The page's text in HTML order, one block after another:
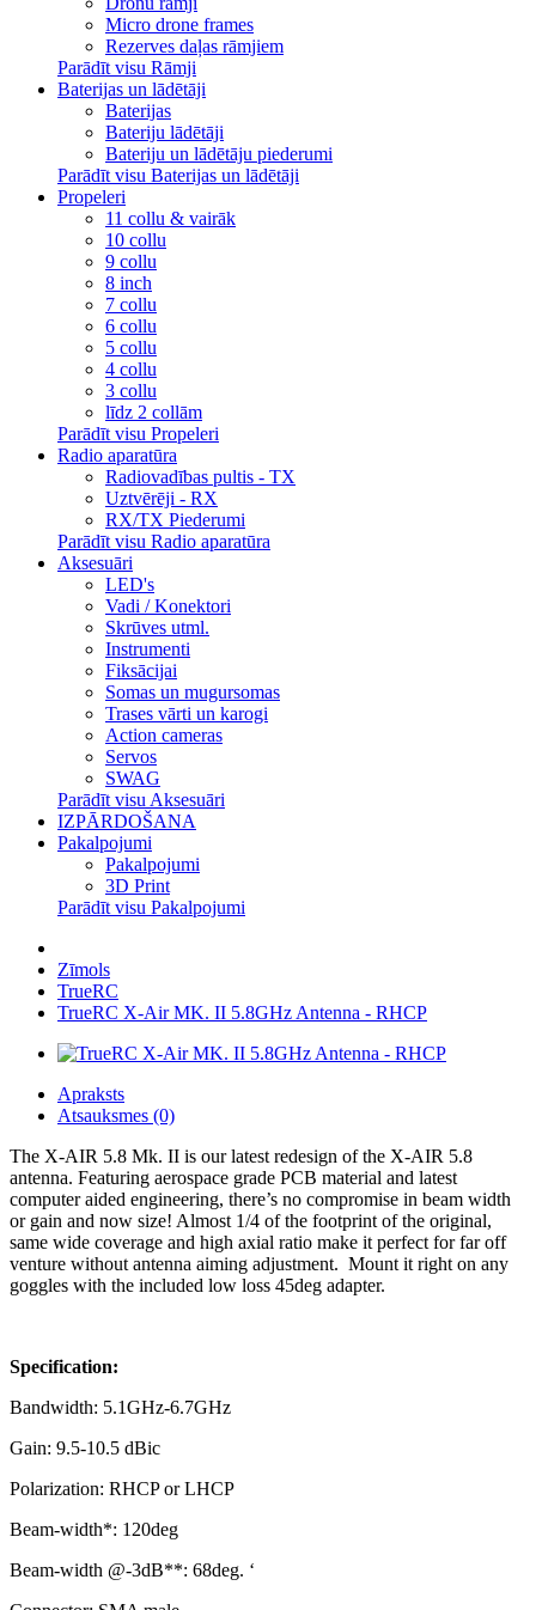
Micro drone frames
Rezerves daļas rāmjiem
Parādīt visu Rāmji
Baterijas un lādētāji
Baterijas
Bateriju lādētāji
Bateriju un lādētāju piederumi
Parādīt visu Baterijas un lādētāji
Propeleri
11 collu & vairāk
10 collu
9 collu
8 inch
7 collu
6 collu
5 collu
4 collu
3 collu
līdz 2 collām
Parādīt visu Propeleri
Radio aparatūra
Radiovadības pultis - TX
Uztvērēji - RX
RX/TX Piederumi
Parādīt visu Radio aparatūra
Aksesuāri
LED's
Vadi / Konektori
Skrūves utml.
Instrumenti
Fiksācijai
Somas un mugursomas
Trases vārti un karogi
Action cameras
Servos
SWAG
Parādīt visu Aksesuāri
IZPĀRDOŠANA
Pakalpojumi
Pakalpojumi
3D Print
Parādīt visu Pakalpojumi
Zīmols
TrueRC
TrueRC X-Air MK. II 5.8GHz Antenna - RHCP
Apraksts
Atsauksmes (0)
The X-AIR 5.8 Mk. II is our latest redesign of the X-AIR 5.8
antenna. Featuring aerospace grade PCB material and latest
computer aided engineering, there’s no compromise in beam width
or gain and now size! Almost 1/4 of the footprint of the original,
same wide coverage and high axial ratio make it perfect for far off
venture without antenna aiming adjustment. Mount it right on any
goggles with the included low loss 45deg adapter.
Specification:
Bandwidth: 5.1GHz-6.7GHz
Gain: 9.5-10.5 dBic
Polarization: RHCP or LHCP
Beam-width*: 120deg
Beam-width @-3dB**: 68deg. ‘